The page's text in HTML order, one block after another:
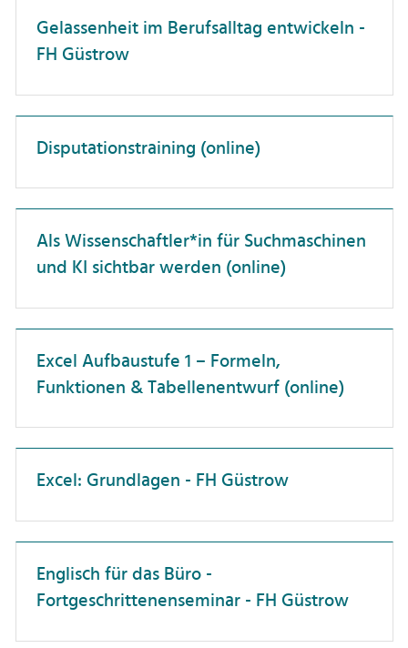
Professor:innen
Promovierende
Wissenschaftler:innen
Dienstreisen
Forschungskompetenz
Förderlandschaft
Gesundheit
Hochschuldidaktik
Hochschulorganisation
IT-Anwendungen
Karriereentwicklung
Kommunikation
Personalwesen
Selbstmanagement
Studierendenberatung
Vielfalt
Unterweisung
Gelassenheit im Berufsalltag entwickeln -
FH Güstrow
Disputationstraining (online)
Als Wissenschaftler*in für Suchmaschinen
und KI sichtbar werden (online)
Excel Aufbaustufe 1 – Formeln,
Funktionen & Tabellenentwurf (online)
Excel: Grundlagen - FH Güstrow
Englisch für das Büro -
Fortgeschrittenenseminar - FH Güstrow